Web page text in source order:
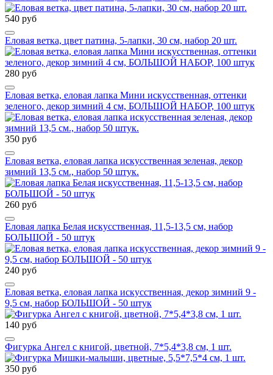
540 руб
Еловая ветка, цвет патина, 5-лапки, 30 см, набор 20 шт.
280 руб
Еловая ветка, еловая лапка Мини искусственная, оттенки
зеленого, декор зимний 4 см, БОЛЬШОЙ НАБОР, 100 штук
350 руб
Еловая ветка, еловая лапка искусственная зеленая, декор
зимний 13,5 см., набор 50 штук.
260 руб
Еловая лапка Белая искусственная, 11,5-13,5 см, набор
БОЛЬШОЙ - 50 штук
240 руб
Еловая ветка, еловая лапка искусственная, декор зимний 9 -
9,5 см, набор БОЛЬШОЙ - 50 штук
140 руб
Фигурка Ангел с книгой, цветной, 7*5,4*3,8 см, 1 шт.
350 руб